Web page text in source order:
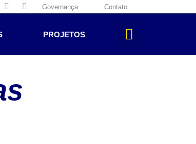
Governança Contato
PROJETOS